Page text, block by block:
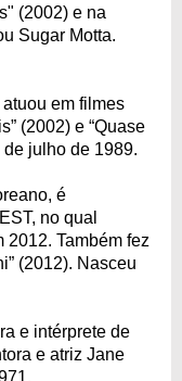
(2002) e na
Sugar Motta.
em filmes
(2002) e “Quase
de julho de 1989.
é
no qual
Também fez
(2012). Nasceu
e intérprete de
e atriz Jane